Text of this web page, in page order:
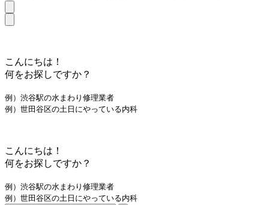
こんにちは！
何をお探しですか？
例）渋谷駅の水まわり修理業者
例）世田谷区の土日にやっている内科
こんにちは！
何をお探しですか？
例）渋谷駅の水まわり修理業者
例）世田谷区の土日にやっている内科